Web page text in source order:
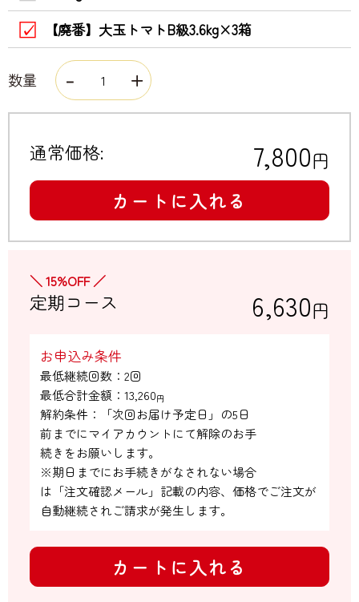
【廃番】大玉トマトB級3.6kg×3箱
数量
通常価格: 7,800円
カートに入れる
＼ 15%OFF ／
定期コース 6,630円
お申込み条件
最低継続回数：2回
最低合計金額： 13,260円
解約条件：「次回お届け予定日」の5日
前までにマイアカウントにて解除のお手
続きをお願いします。
※期日までにお手続きがなされない場合
は「注文確認メール」記載の内容、価格でご注文が
自動継続されご請求が発生します。
カートに入れる